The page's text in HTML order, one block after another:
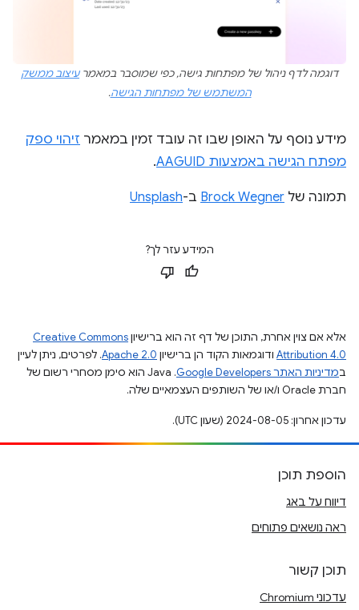
דוגמה לדף ניהול של מפתחות גישה, כפי שמוסבר במאמרעיצוב ממשק
המשתמש של מפתחות הגישה.
מידע נוסף על האופן שבו זה עובד זמין במאמר זיהוי ספק
מפתח הגישה באמצעות AAGUID
.
תמונה של Brock Wegner ב-Unsplash
המידע עזר לך?
אלא אם צוין אחרת, התוכן של דף זה הוא ברישיוןCreative Commons
Attribution 4.0 ודוגמאות הקוד הן ברישיון Apache 2.0. לפרטים, ניתן לעיין
במדיניות האתר Google Developers‏
.‏ Java הוא סימן מסחרי רשום של
חברת Oracle ו/או של השותפים העצמאיים שלה.
עדכון אחרון: 2024-08-05 (שעון UTC).
הוספת תוכן
דיווח על באג
ראה נושאים פתוחים
תוכן קשור
עדכוני Chromium